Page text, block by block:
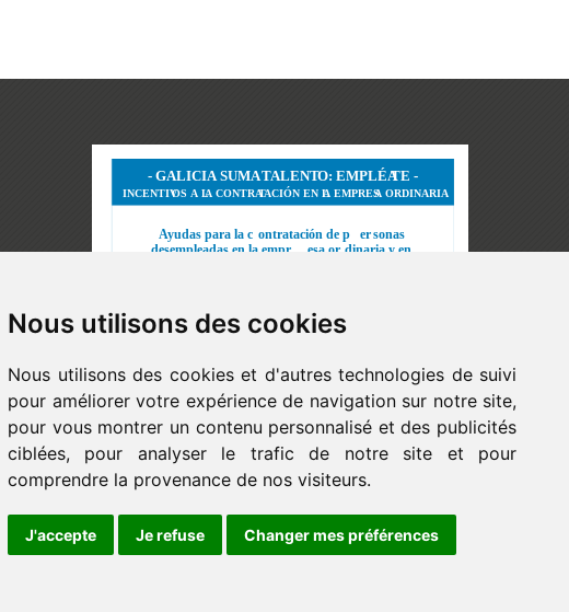
Nous utilisons des cookies
Nous utilisons des cookies et d'autres technologies de suivi
pour améliorer votre expérience de navigation sur notre site,
pour vous montrer un contenu personnalisé et des publicités
ciblées, pour analyser le trafic de notre site et pour
comprendre la provenance de nos visiteurs.
J'accepte Je refuse Changer mes préférences